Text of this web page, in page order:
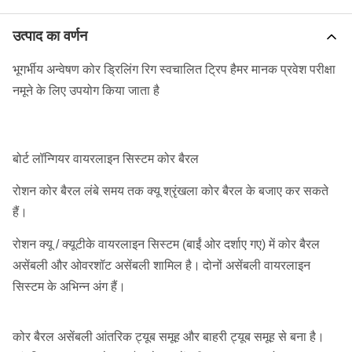
उत्पाद का वर्णन
भूगर्भीय अन्वेषण कोर ड्रिलिंग रिग स्वचालित ट्रिप हैमर मानक प्रवेश परीक्षा
नमूने के लिए उपयोग किया जाता है
बोर्ट लॉन्गियर वायरलाइन सिस्टम कोर बैरल
रोशन कोर बैरल लंबे समय तक क्यू श्रृंखला कोर बैरल के बजाए कर सकते
हैं।
रोशन क्यू / क्यूटीके वायरलाइन सिस्टम (बाईं ओर दर्शाए गए) में कोर बैरल
असेंबली और ओवरशॉट असेंबली शामिल है। दोनों असेंबली वायरलाइन
सिस्टम के अभिन्न अंग हैं।
कोर बैरल असेंबली आंतरिक ट्यूब समूह और बाहरी ट्यूब समूह से बना है।